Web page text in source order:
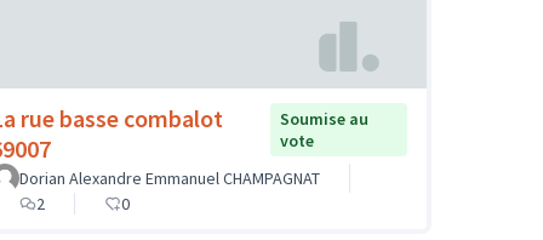
rue basse combalot
Soumise au
vote
Dorian Alexandre Emmanuel CHAMPAGNAT
2
0